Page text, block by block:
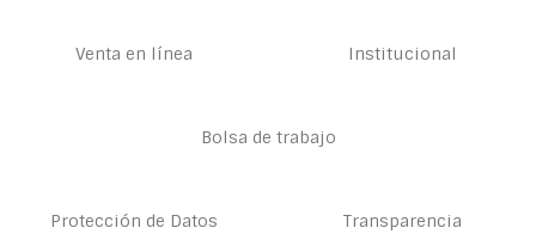
Venta en línea Institucional
Bolsa de trabajo
Protección de Datos
Transparencia